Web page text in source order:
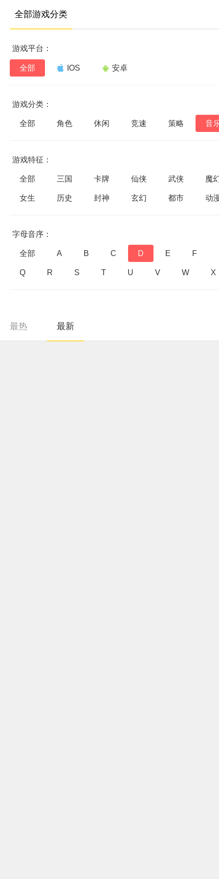
全部游戏分类
游戏平台：
全部 IOS 安卓
游戏分类：
全部 角色 休闲 竞速 策略 音
游戏特征：
全部 三国 卡牌 仙侠 武侠 魔
女生 历史 封神 玄幻 都市 动
字母音序：
全部 A B C D E F
Q R S T U V W X
最热 最新